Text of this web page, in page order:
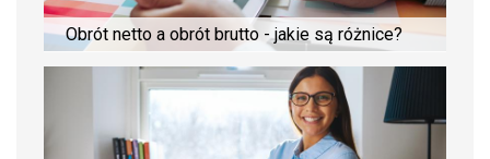
Obrót netto a obrót brutto - jakie są różnice?